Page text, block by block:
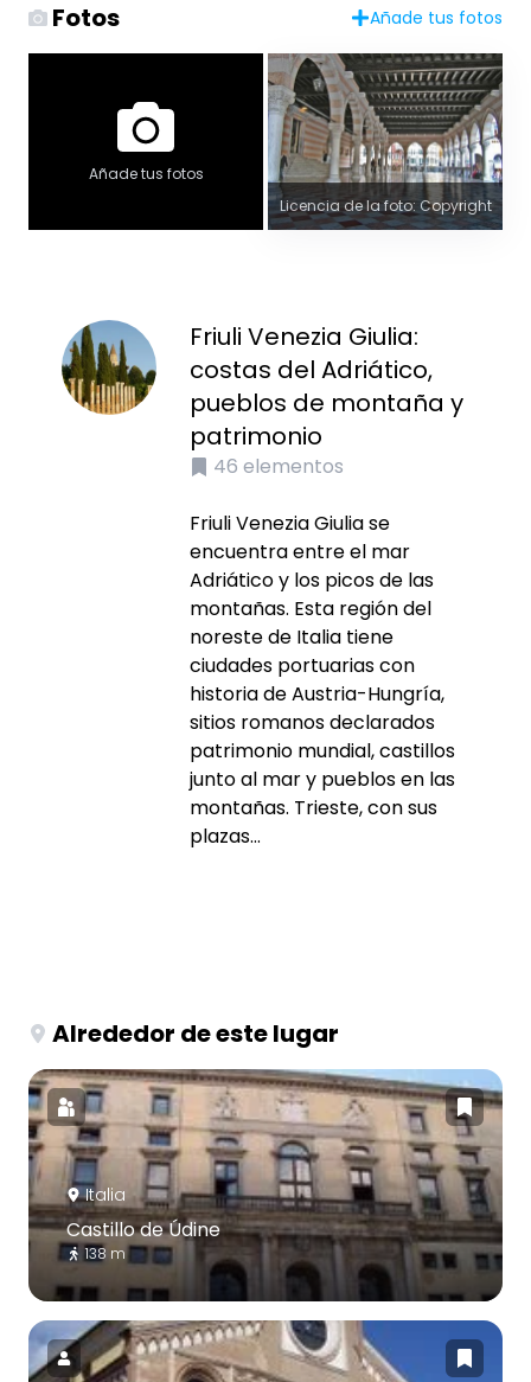
Fotos Añade tus fotos
Añade tus fotos
Licencia de la foto: Copyright
Friuli Venezia Giulia:
costas del Adriático,
pueblos de montaña y
patrimonio
46 elementos
Friuli Venezia Giulia se
encuentra entre el mar
Adriático y los picos de las
montañas. Esta región del
noreste de Italia tiene
ciudades portuarias con
historia de Austria-Hungría,
sitios romanos declarados
patrimonio mundial, castillos
junto al mar y pueblos en las
montañas. Trieste, con sus
plazas...
Alrededor de este lugar
Italia
Castillo de Údine
138 m